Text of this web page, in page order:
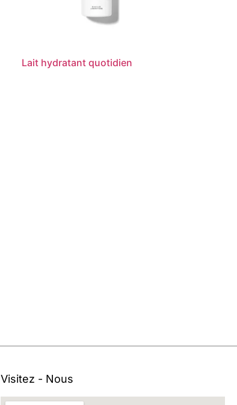
Lait hydratant quotidien
Visitez - Nous